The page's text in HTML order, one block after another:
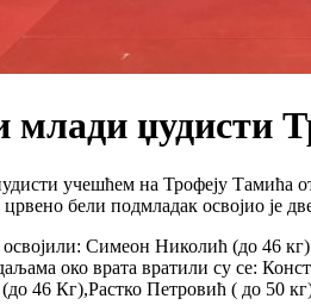
млади џудисти
учешћем на Трофеју Тамића
бели подмладак освојио је
освојили: Симеон Николић (до 46
око врата вратили су се:
46 Кг),Растко Петровић ( до 50